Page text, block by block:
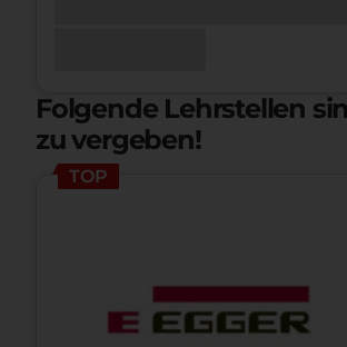
Folgende Lehrstellen
zu vergeben!
TOP
Zur Lehrstelle Lehrling